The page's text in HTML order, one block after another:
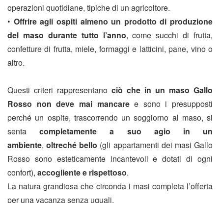
operazioni quotidiane, tipiche di un agricoltore.
• Offrire agli ospiti almeno un prodotto di produzione
del maso durante tutto l’anno, come succhi di frutta,
confetture di frutta, miele, formaggi e latticini, pane, vino o
altro.
Questi criteri rappresentano ciò che in un maso Gallo
Rosso non deve mai mancaree sono i presupposti
perché un ospite, trascorrendo un soggiorno al maso, si
sentacompletamente a suo agio in un
ambiente,oltreché bello (gli appartamenti dei masi Gallo
Rosso sono esteticamente incantevoli e dotati di ogni
confort), accogliente e rispettoso.
La natura grandiosa che circonda i masi completa l’offerta
per una vacanza senza uguali.